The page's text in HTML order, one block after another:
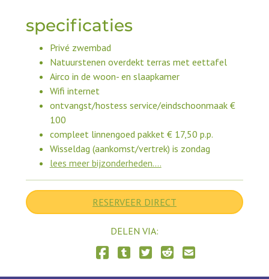
specificaties
Privé zwembad
Natuurstenen overdekt terras met eettafel
Airco in de woon- en slaapkamer
Wifi internet
ontvangst/hostess service/eindschoonmaak €
100
compleet linnengoed pakket € 17,50 p.p.
Wisseldag (aankomst/vertrek) is zondag
lees meer bijzonderheden....
RESERVEER DIRECT
DELEN VIA:
Delen via LinkedIn
Delen via Facebook
Delen via Tumblr
Delen via Twitter
Delen via Reddit